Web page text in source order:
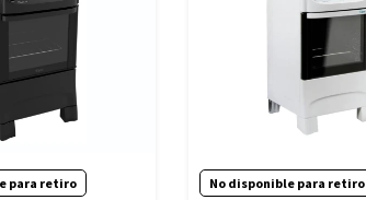
para retiro No disponible para retiro